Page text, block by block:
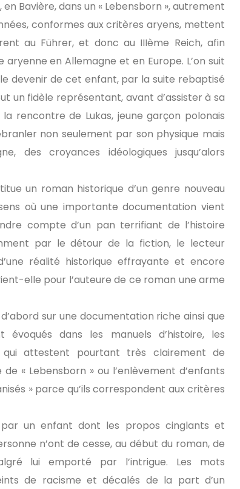
Bavière, dans un « Lebensborn », autrement
conformes aux critères aryens, mettent
au Führer, et donc au IIIème Reich, afin
en Allemagne et en Europe. L’on suit
devenir de cet enfant, par la suite rebaptisé
un fidèle représentant, avant d’assister à sa
rencontre de Lukas, jeune garçon polonais
non seulement par son physique mais
des croyances idéologiques jusqu’alors
un roman historique d’un genre nouveau
où une importante documentation vient
compte d’un pan terrifiant de l’histoire
par le détour de la fiction, le lecteur
réalité historique effrayante et encore
elle pour l’auteure de ce roman une arme
sur une documentation riche ainsi que
dans les manuels d’histoire, les
attestent pourtant très clairement de
« Lebensborn » ou l’enlèvement d’enfants
» parce qu’ils correspondent aux critères
un enfant dont les propos cinglants et
n’ont de cesse, au début du roman, de
lui emporté par l’intrigue. Les mots
de racisme et décalés de la part d’un